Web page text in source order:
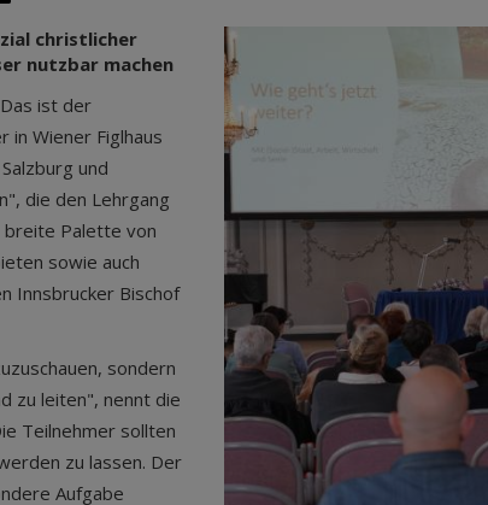
christlicher
nutzbar machen
ist der
in Wiener Figlhaus
und
die den Lehrgang
breite Palette von
sowie auch
Innsbrucker Bischof
sondern
zu leiten", nennt die
Teilnehmer sollten
zu lassen. Der
Aufgabe